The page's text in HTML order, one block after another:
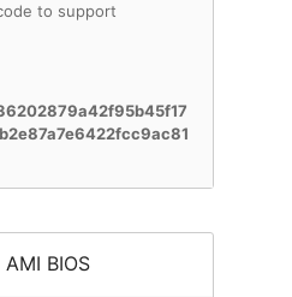
to support
AMI BIOS